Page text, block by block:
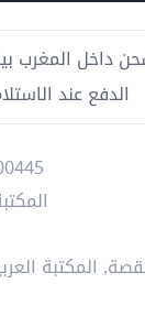
داخل المغرب بين 1 إلى 7
الدفع عند
, المكتبة